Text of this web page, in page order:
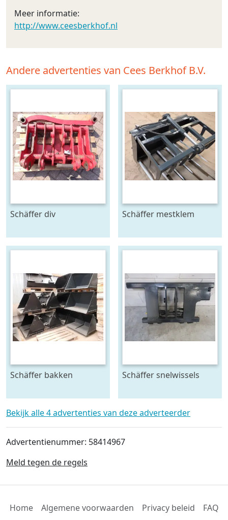
Meer informatie:
http://www.ceesberkhof.nl
Andere advertenties van Cees Berkhof B.V.
Schäffer div Schäffer mestklem
Schäffer bakken Schäffer snelwissels
Bekijk alle 4 advertenties van deze adverteerder
Advertentienummer: 58414967
Meld tegen de regels
Home Algemene voorwaarden Privacy beleid FAQ